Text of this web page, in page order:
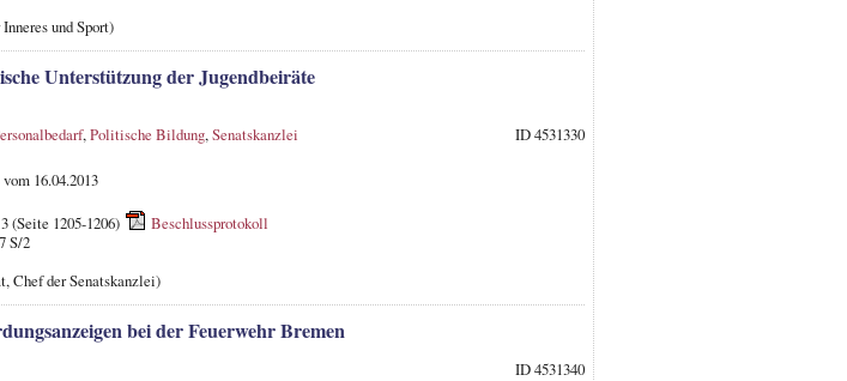
und Sport)
Unterstützung der Jugendbeiräte
,Politische Bildung,Senatskanzlei ID 4531330
16.04.2013
(Seite 1205-1206)
Beschlussprotokoll
S/2
Chef der Senatskanzlei)
bei der Feuerwehr Bremen
ID 4531340